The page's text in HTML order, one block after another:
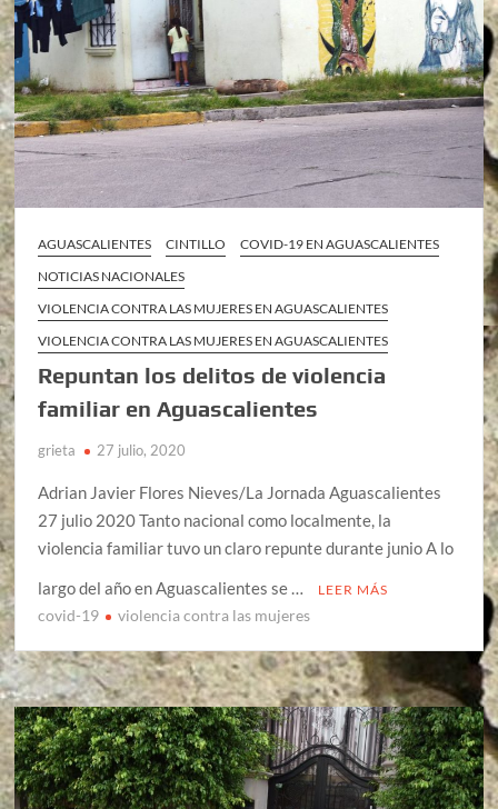
AGUASCALIENTES CINTILLO
COVID-19 EN AGUASCALIENTES
NOTICIAS NACIONALES
VIOLENCIA CONTRA LAS MUJERES EN AGUASCALIENTES
VIOLENCIA CONTRA LAS MUJERES EN AGUASCALIENTES
Repuntan los delitos de violencia
familiar en Aguascalientes
grieta 27 julio, 2020
Adrian Javier Flores Nieves/La Jornada Aguascalientes
27 julio 2020 Tanto nacional como localmente, la
violencia familiar tuvo un claro repunte durante junio A lo
largo del año en Aguascalientes se …
LEER MÁS
covid-19 violencia contra las mujeres